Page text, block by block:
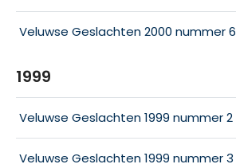
Veluwse Geslachten 2000 nummer 6
1999
Veluwse Geslachten 1999 nummer 2
Veluwse Geslachten 1999 nummer 3